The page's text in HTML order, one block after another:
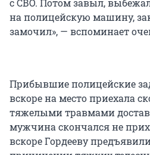
с СВО. Потом завыл,
на полицейскую машину,
замочил», — вспоминает
Прибывшие полицейские
вскоре на место приехала
тяжелыми травмами
мужчина скончался не
вскоре Гордееву